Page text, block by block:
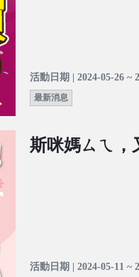
活動日期 | 2024-05-26 ~
最新消息
斯咪媽ㄙㄟ，
活動日期 | 2024-05-11 ~